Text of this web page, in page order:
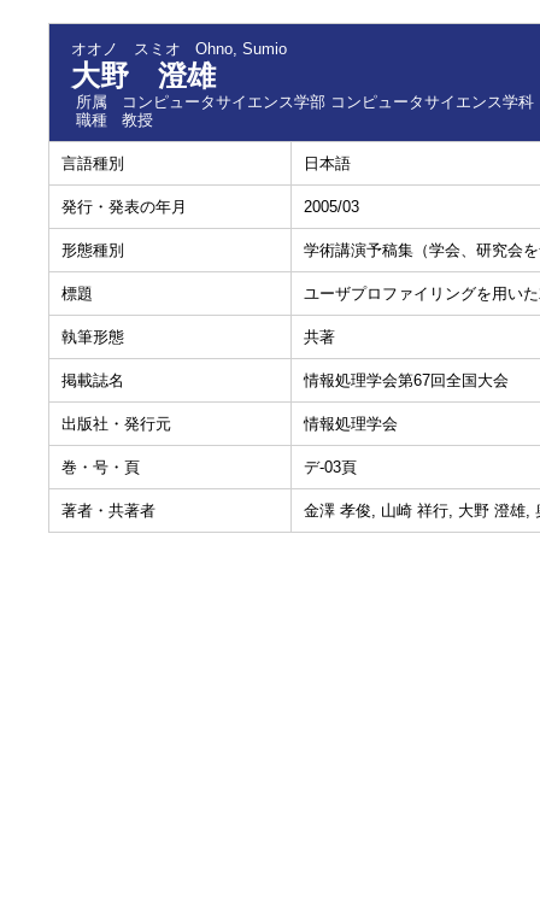
オオノ スミオ Ohno, Sumio
大野 澄雄
所属
コンピュータサイエンス学部 コンピュータサイエンス学科
職種
教授
言語種別 日本語
発行・発表の年月 2005/03
形態種別 学術講演予稿集（学会、研究会
標題 ユーザプロファイリングを用い
執筆形態 共著
掲載誌名 情報処理学会第67回全国大会
出版社・発行元 情報処理学会
巻・号・頁 デ-03頁
著者・共著者 金澤 孝俊, 山崎 祥行, 大野 澄雄,